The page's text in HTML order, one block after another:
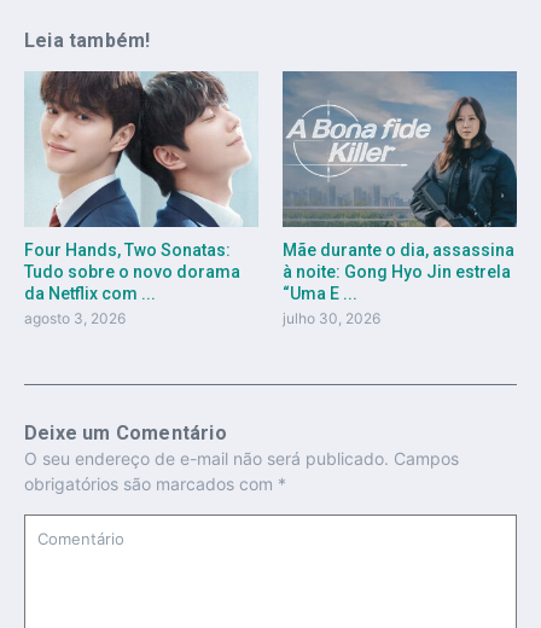
Leia também!
Four Hands, Two Sonatas:
Tudo sobre o novo dorama
da Netflix com ...
agosto 3, 2026
Mãe durante o dia, assassina
à noite: Gong Hyo Jin estrela
“Uma E ...
julho 30, 2026
Deixe um Comentário
O seu endereço de e-mail não será publicado. Campos
obrigatórios são marcados com *